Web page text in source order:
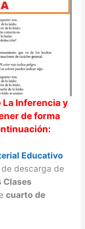
La Inferencia y
de forma
Educativo
descarga de
Clases
cuarto de